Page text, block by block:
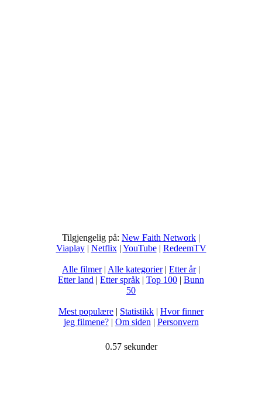
Tilgjengelig på: New Faith Network |
Viaplay| Netflix| YouTube| RedeemTV
Alle filmer| Alle kategorier| Etter år|
Etter land | Etter språk | Top 100 | Bunn
50
Mest populære | Statistikk | Hvor finner
jeg filmene?| Om siden | Personvern
0.57 sekunder